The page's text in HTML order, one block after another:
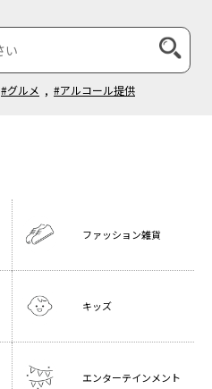
#グルメ , #アルコール提供
ファッション雑貨
キッズ
エンターテインメント